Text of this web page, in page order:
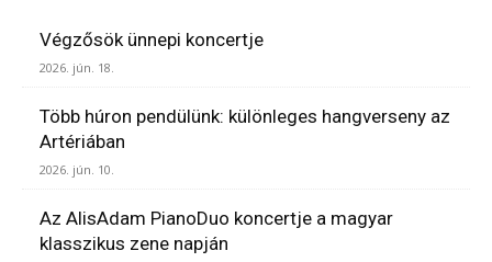
Végzősök ünnepi koncertje
2026. jún. 18.
Több húron pendülünk: különleges hangverseny az
Artériában
2026. jún. 10.
Az AlisAdam PianoDuo koncertje a magyar
klasszikus zene napján